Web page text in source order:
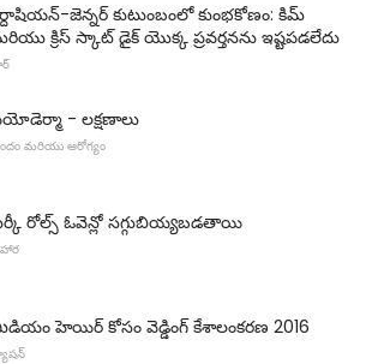
జెన్నర్ కుటుంబంలో కుంభకోణం: కిమ్
క్రిస్ స్కాట్ డైక్ యొక్క ప్రవర్తనను ఇష్టపడలేదు
- లక్షణాలు
మరియు ఆరోగ్యం
రోల్స్ ఓవెన్లో సగ్గుబియ్యబడతాయి
హెయిర్ కోసం వెడ్డింగ్ కేశాలంకరణ 2016